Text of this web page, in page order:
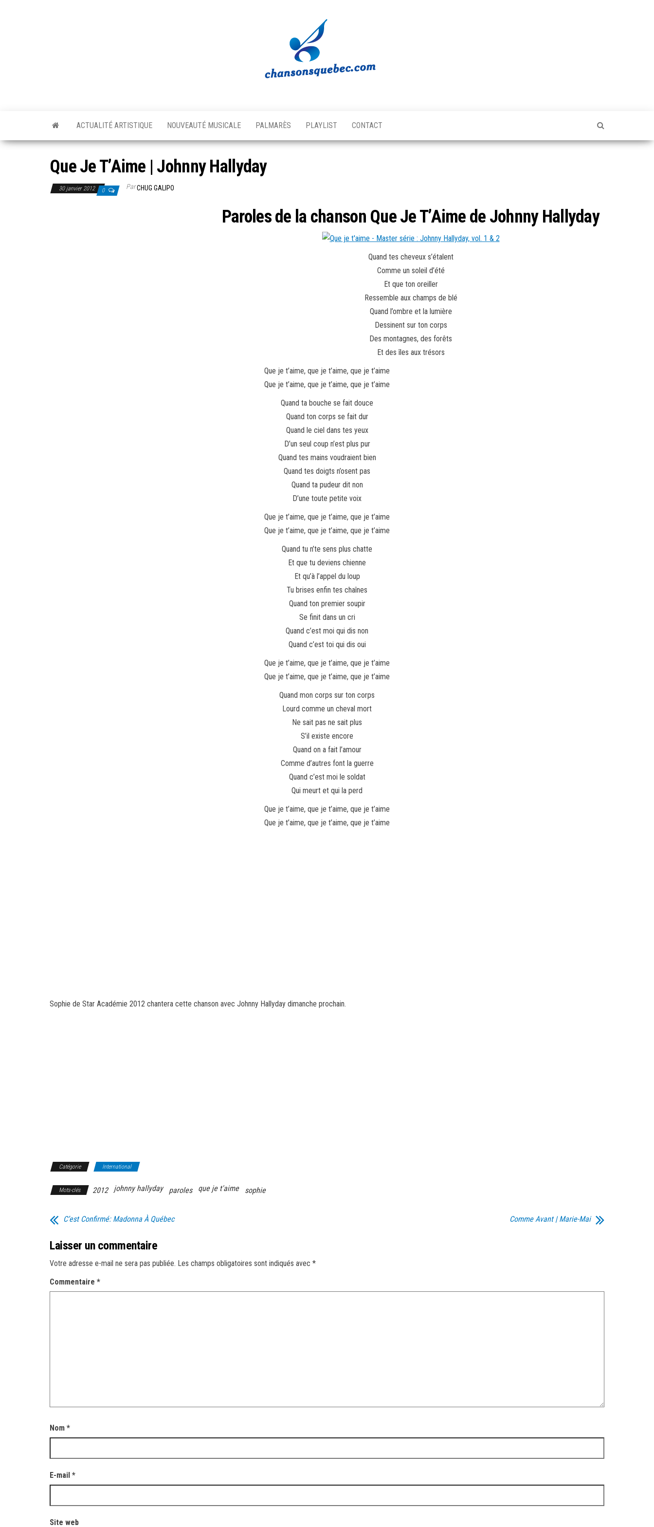
Québec
musicale
québécoise!
ACTUALITÉ ARTISTIQUE NOUVEAUTÉ MUSICALE PALMARÈS PLAYLIST CONTACT
Que Je T’Aime | Johnny Hallyday
30 janvier 2012 0 ParCHUG GALIPO
Paroles de la chanson Que Je T’Aime de Johnny Hallyday
Quand tes cheveux s’étalent
Comme un soleil d’été
Et que ton oreiller
Ressemble aux champs de blé
Quand l’ombre et la lumière
Dessinent sur ton corps
Des montagnes, des forêts
Et des îles aux trésors
Que je t’aime, que je t’aime, que je t’aime
Que je t’aime, que je t’aime, que je t’aime
Quand ta bouche se fait douce
Quand ton corps se fait dur
Quand le ciel dans tes yeux
D’un seul coup n’est plus pur
Quand tes mains voudraient bien
Quand tes doigts n’osent pas
Quand ta pudeur dit non
D’une toute petite voix
Que je t’aime, que je t’aime, que je t’aime
Que je t’aime, que je t’aime, que je t’aime
Quand tu n’te sens plus chatte
Et que tu deviens chienne
Et qu’à l’appel du loup
Tu brises enfin tes chaînes
Quand ton premier soupir
Se finit dans un cri
Quand c’est moi qui dis non
Quand c’est toi qui dis oui
Que je t’aime, que je t’aime, que je t’aime
Que je t’aime, que je t’aime, que je t’aime
Quand mon corps sur ton corps
Lourd comme un cheval mort
Ne sait pas ne sait plus
S’il existe encore
Quand on a fait l’amour
Comme d’autres font la guerre
Quand c’est moi le soldat
Qui meurt et qui la perd
Que je t’aime, que je t’aime, que je t’aime
Que je t’aime, que je t’aime, que je t’aime
Sophie de Star Académie 2012 chantera cette chanson avec Johnny Hallyday dimanche prochain.
Catégorie International
Mots-clés 2012 johnny hallyday paroles que je t'aime sophie
C’est Confirmé: Madonna À Québec Comme Avant | Marie-Mai
Laisser un commentaire
Votre adresse e-mail ne sera pas publiée. Les champs obligatoires sont indiqués avec *
Commentaire *
Nom *
E-mail *
Site web